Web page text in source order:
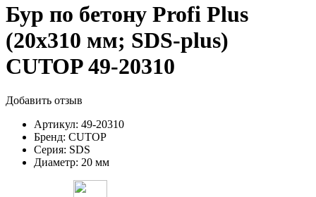
Бур по бетону Profi Plus
(20х310 мм; SDS-plus)
CUTOP 49-20310
Добавить отзыв
Артикул: 49-20310
Бренд: CUTOP
Серия: SDS
Диаметр: 20 мм